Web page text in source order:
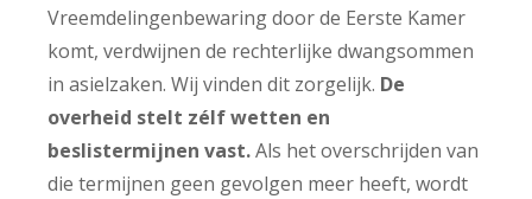
Vreemdelingenbewaring door de Eerste Kamer
komt, verdwijnen de rechterlijke dwangsommen
in asielzaken. Wij vinden dit zorgelijk. De
overheid stelt zélf wetten en
beslistermijnen vast.Als het overschrijden van
die termijnen geen gevolgen meer heeft, wordt